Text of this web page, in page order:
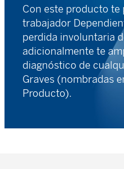
Con este producto
trabajador
perdida involuntaria
adicionalmente te
diagnóstico de
Graves (nombradas
Producto).